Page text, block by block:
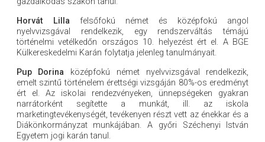
Horvát Lillafelsőfokú német és középfokú angol
nyelvvizsgával rendelkezik, egy rendszerváltás témájú
történelmi vetélkedőn országos 10. helyezést ért el. A BGE
Külkereskedelmi Karán folytatja jelenleg tanulmányait.
Pup Dorina középfokú német nyelvvizsgával rendelkezik,
emelt szintű történelem érettségi vizsgáján 80%-os eredményt
ért el. Az iskolai rendezvényeken, ünnepségeken gyakran
narrátorként segítette a munkát, ill. az iskola
marketingtevékenységét, tevékenyen részt vett az énekkar és a
Diákönkormányzat munkájában. A győri Széchenyi István
Egyetem jogi karán tanul.